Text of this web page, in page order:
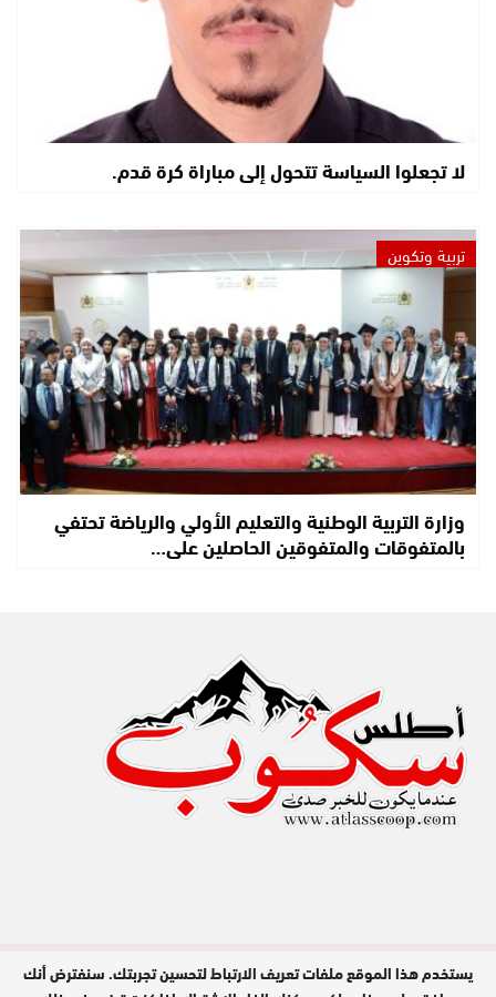
لا تجعلوا السياسة تتحول إلى مباراة كرة قدم.
تربية وتكوين
وزارة التربية الوطنية والتعليم الأولي والرياضة تحتفي
بالمتفوقات والمتفوقين الحاصلين على…
مدير النشر : عبد الله عزي / جميع الحقوق
يستخدم هذا الموقع ملفات تعريف الارتباط لتحسين تجربتك. سنفترض أنك